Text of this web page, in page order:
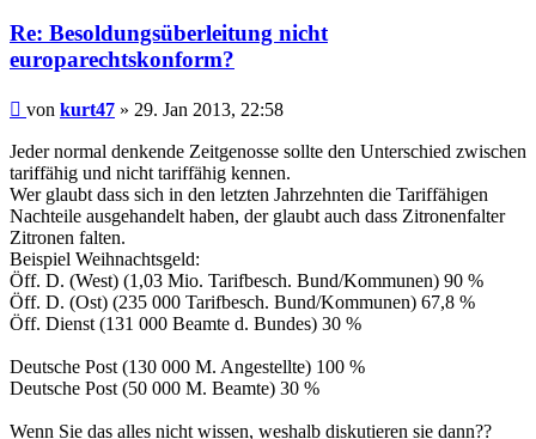
Re: Besoldungsüberleitung nicht
europarechtskonform?
Beitrag
von kurt47 » 29. Jan 2013, 22:58
Jeder normal denkende Zeitgenosse sollte den Unterschied zwischen
tariffähig und nicht tariffähig kennen.
Wer glaubt dass sich in den letzten Jahrzehnten die Tariffähigen
Nachteile ausgehandelt haben, der glaubt auch dass Zitronenfalter
Zitronen falten.
Beispiel Weihnachtsgeld:
Öff. D. (West) (1,03 Mio. Tarifbesch. Bund/Kommunen) 90 %
Öff. D. (Ost) (235 000 Tarifbesch. Bund/Kommunen) 67,8 %
Öff. Dienst (131 000 Beamte d. Bundes) 30 %
Deutsche Post (130 000 M. Angestellte) 100 %
Deutsche Post (50 000 M. Beamte) 30 %
Wenn Sie das alles nicht wissen, weshalb diskutieren sie dann??